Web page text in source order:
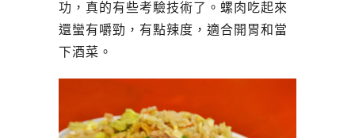
功，真的有些考驗技術了。螺肉吃起來
還蠻有嚼勁，有點辣度，適合開胃和當
下酒菜。